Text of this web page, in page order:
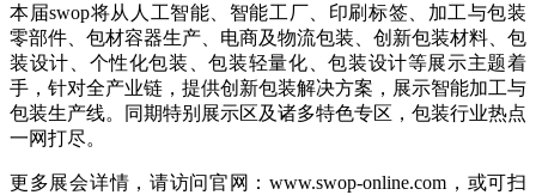
本届swop将从人工智能、智能工厂、印刷标签、加工与包装
零部件、包材容器生产、电商及物流包装、创新包装材料、包
装设计、个性化包装、包装轻量化、包装设计等展示主题着
手，针对全产业链，提供创新包装解决方案，展示智能加工与
包装生产线。同期特别展示区及诸多特色专区，包装行业热点
一网打尽。
更多展会详情，请访问官网：www.swop-online.com，或可扫